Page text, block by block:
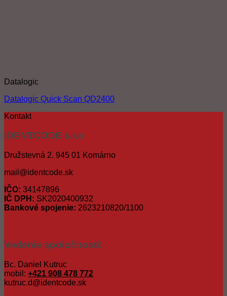
Datalogic
Datalogic Quick Scan QD2400
Kontakt
IDENTCODE s.r.o
Družstevná 2. 945 01 Komárno
mail@identcode.sk
IČO: 34147896
IČ DPH: SK2020400932
Bankové spojenie: 2623210820/1100
Vedenie spoločnosti:
Bc. Daniel Kutruc
mobil: +421 908 478 772
kutruc.d@identcode.sk